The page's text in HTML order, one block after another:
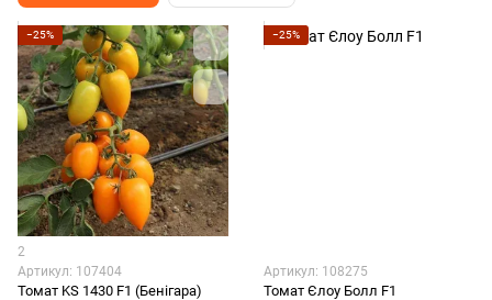
−25%
2
Артикул: 107404
Томат KS 1430 F1 (Бенігара)
−25%
Артикул: 108275
Томат Єлоу Болл F1